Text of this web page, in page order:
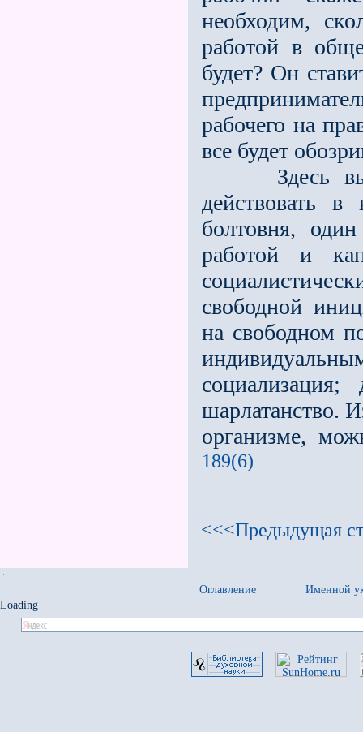
необходим,
работой в
будет? Он
рабочего на
всe будет
Здесь вы
действовать
болтовня,
работой и
свободной
на свободном
социализация;
шарлатанство.
организме,
189(6)
<<<Предыдущая
Оглавление
Именной
Loading